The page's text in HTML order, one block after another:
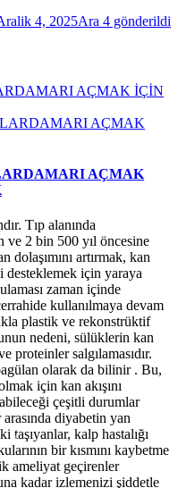
4, 2025Ara 4 gönderildi
AÇMAK İÇİN
AÇMAK
Tıp alanında
ve 2 bin 500 yıl öncesine
dolaşımını artırmak, kan
desteklemek için yaraya
zaman içinde
kullanılmaya devam
plastik ve rekonstrüktif
nedeni, sülüklerin kan
proteinler salgılamasıdır.
olarak da bilinir . Bu,
için kan akışını
çeşitli durumlar
diyabetin yan
kalp hastalığı
bir kısmını kaybetme
ameliyat geçirenler
kadar izlemenizi şiddetle